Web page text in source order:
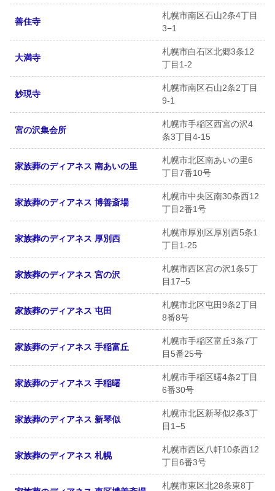
善住寺
札幌市南区石山2条4丁目
3−1
大満寺
札幌市白石区北郷3条12
丁目1-2
妙現寺
札幌市南区石山2条2丁目
9-1
宮の沢集会所
札幌市手稲区西宮の沢4
条3丁目4-15
家族葬のディアネス 南あいの里
札幌市北区南あいの里6
丁目7番10号
家族葬のディアネス 博善斎場
札幌市中央区南30条西12
丁目2番1号
家族葬のディアネス 厚別西
札幌市厚別区厚別西5条1
丁目1-25
家族葬のディアネス 宮の沢
札幌市西区宮の沢1条5丁
目17−5
家族葬のディアネス 屯田
札幌市北区屯田9条2丁目
8番8号
家族葬のディアネス 手稲富丘
札幌市手稲区富丘3条7丁
目5番25号
家族葬のディアネス 手稲曙
札幌市手稲区曙4条2丁目
6番30号
家族葬のディアネス 新琴似
札幌市北区新琴似2条3丁
目1−5
家族葬のディアネス 札幌
札幌市西区八軒10条西12
丁目6番3号
札幌市東区北28条東8丁